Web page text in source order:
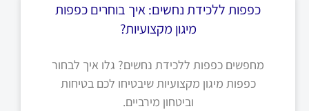
כפפות ללכידת נחשים: איך בוחרים כפפות
מיגון מקצועיות?
מחפשים כפפות ללכידת נחשים? גלו איך לבחור
כפפות מיגון מקצועיות שיבטיחו לכם בטיחות
וביטחון מירביים.